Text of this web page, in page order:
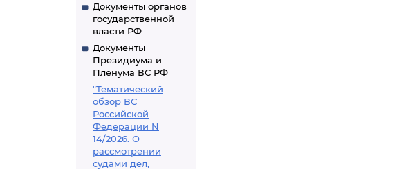
Документы органов
государственной
власти РФ
Документы
Президиума и
Пленума ВС РФ
"Тематический
обзор ВС
Российской
Федерации N
14/2026. О
рассмотрении
судами дел,